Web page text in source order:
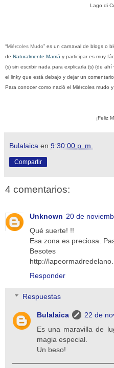
Lago di
“Miércoles Mudo” es un carnaval de blogs o
de Naturalmente Mamá y participar es muy
(s) sin escribir nada para explicarla (s) (de
el linky que está debajo y dejar un
Para conocer como nació el Miércoles mudo
¡Feliz
Bulalaica en 9:30:00 p. m.
Compartir
4 comentarios:
Unknown 20 de
Qué suerte! !!
Esa zona es preciosa.
Besotes
http://
Responder
Respuestas
Bulalaica
22 de
Es una maravilla de
magia especial.
Un beso!